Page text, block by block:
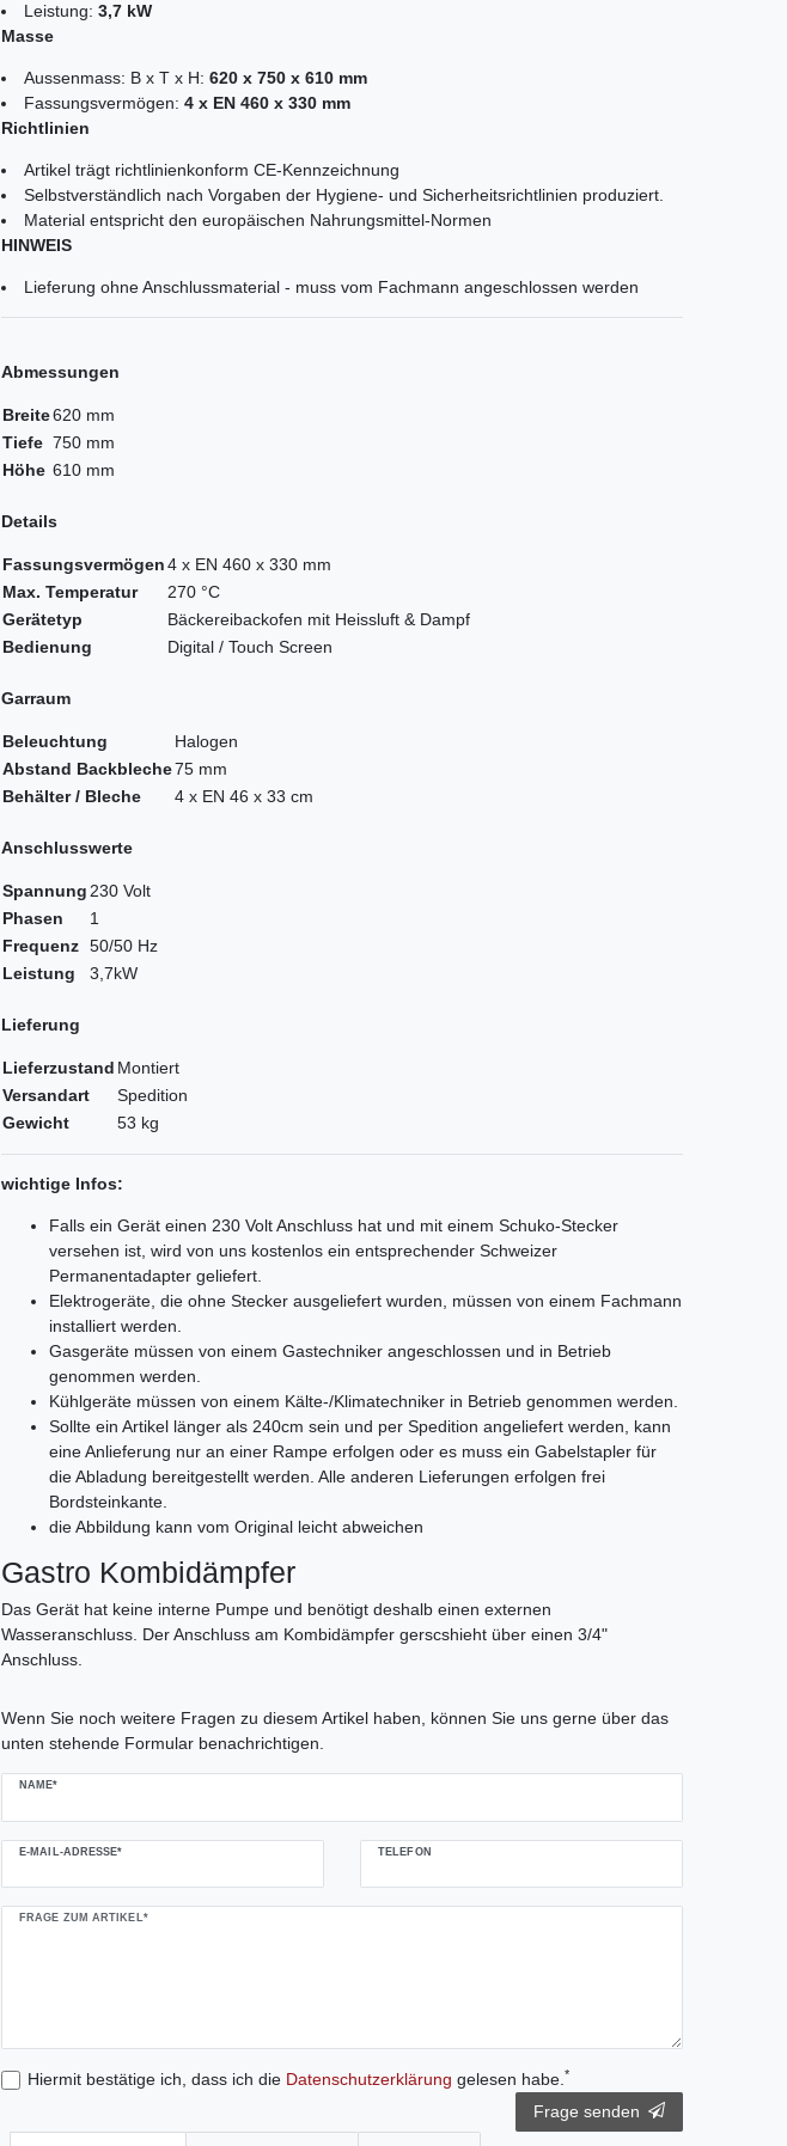
Leistung: 3,7 kW
Masse
Aussenmass: B x T x H: 620 x 750 x 610 mm
Fassungsvermögen: 4 x EN 460 x 330 mm
Richtlinien
Artikel trägt richtlinienkonform CE-Kennzeichnung
Selbstverständlich nach Vorgaben der Hygiene- und Sicherheitsrichtlinien produziert.
Material entspricht den europäischen Nahrungsmittel-Normen
HINWEIS
Lieferung ohne Anschlussmaterial - muss vom Fachmann angeschlossen werden
Abmessungen
Breite620 mm
Tiefe 750 mm
Höhe 610 mm
Details
Fassungsvermögen4 x EN 460 x 330 mm
Max. Temperatur
270 °C
Gerätetyp
Bäckereibackofen mit Heissluft & Dampf
Bedienung
Digital / Touch Screen
Garraum
Beleuchtung
Halogen
Abstand Backbleche75 mm
Behälter / Bleche
4 x EN 46 x 33 cm
Anschlusswerte
Spannung230 Volt
Phasen
1
Frequenz 50/50 Hz
Leistung
3,7kW
Lieferung
Lieferzustand Montiert
Versandart
Spedition
Gewicht
53 kg
wichtige Infos:
Falls ein Gerät einen 230 Volt Anschluss hat und mit einem Schuko-Stecker
versehen ist, wird von uns kostenlos ein entsprechender Schweizer
Permanentadapter geliefert.
Elektrogeräte, die ohne Stecker ausgeliefert wurden, müssen von einem Fachmann
installiert werden.
Gasgeräte müssen von einem Gastechniker angeschlossen und in Betrieb
genommen werden.
Kühlgeräte müssen von einem Kälte-/Klimatechniker in Betrieb genommen werden.
Sollte ein Artikel länger als 240cm sein und per Spedition angeliefert werden, kann
eine Anlieferung nur an einer Rampe erfolgen oder es muss ein Gabelstapler für
die Abladung bereitgestellt werden. Alle anderen Lieferungen erfolgen frei
Bordsteinkante.
die Abbildung kann vom Original leicht abweichen
Gastro Kombidämpfer
Das Gerät hat keine interne Pumpe und benötigt deshalb einen externen
Wasseranschluss. Der Anschluss am Kombidämpfer gerscshieht über einen 3/4"
Anschluss.
Wenn Sie noch weitere Fragen zu diesem Artikel haben, können Sie uns gerne über das
unten stehende Formular benachrichtigen.
NAME*
E-MAIL-ADRESSE* TELEFON
FRAGE ZUM ARTIKEL*
Hiermit bestätige ich, dass ich die Daten­schutz­erklärung gelesen habe.*
Frage senden